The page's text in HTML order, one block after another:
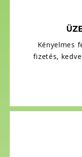
Kényelmes
fizetés,